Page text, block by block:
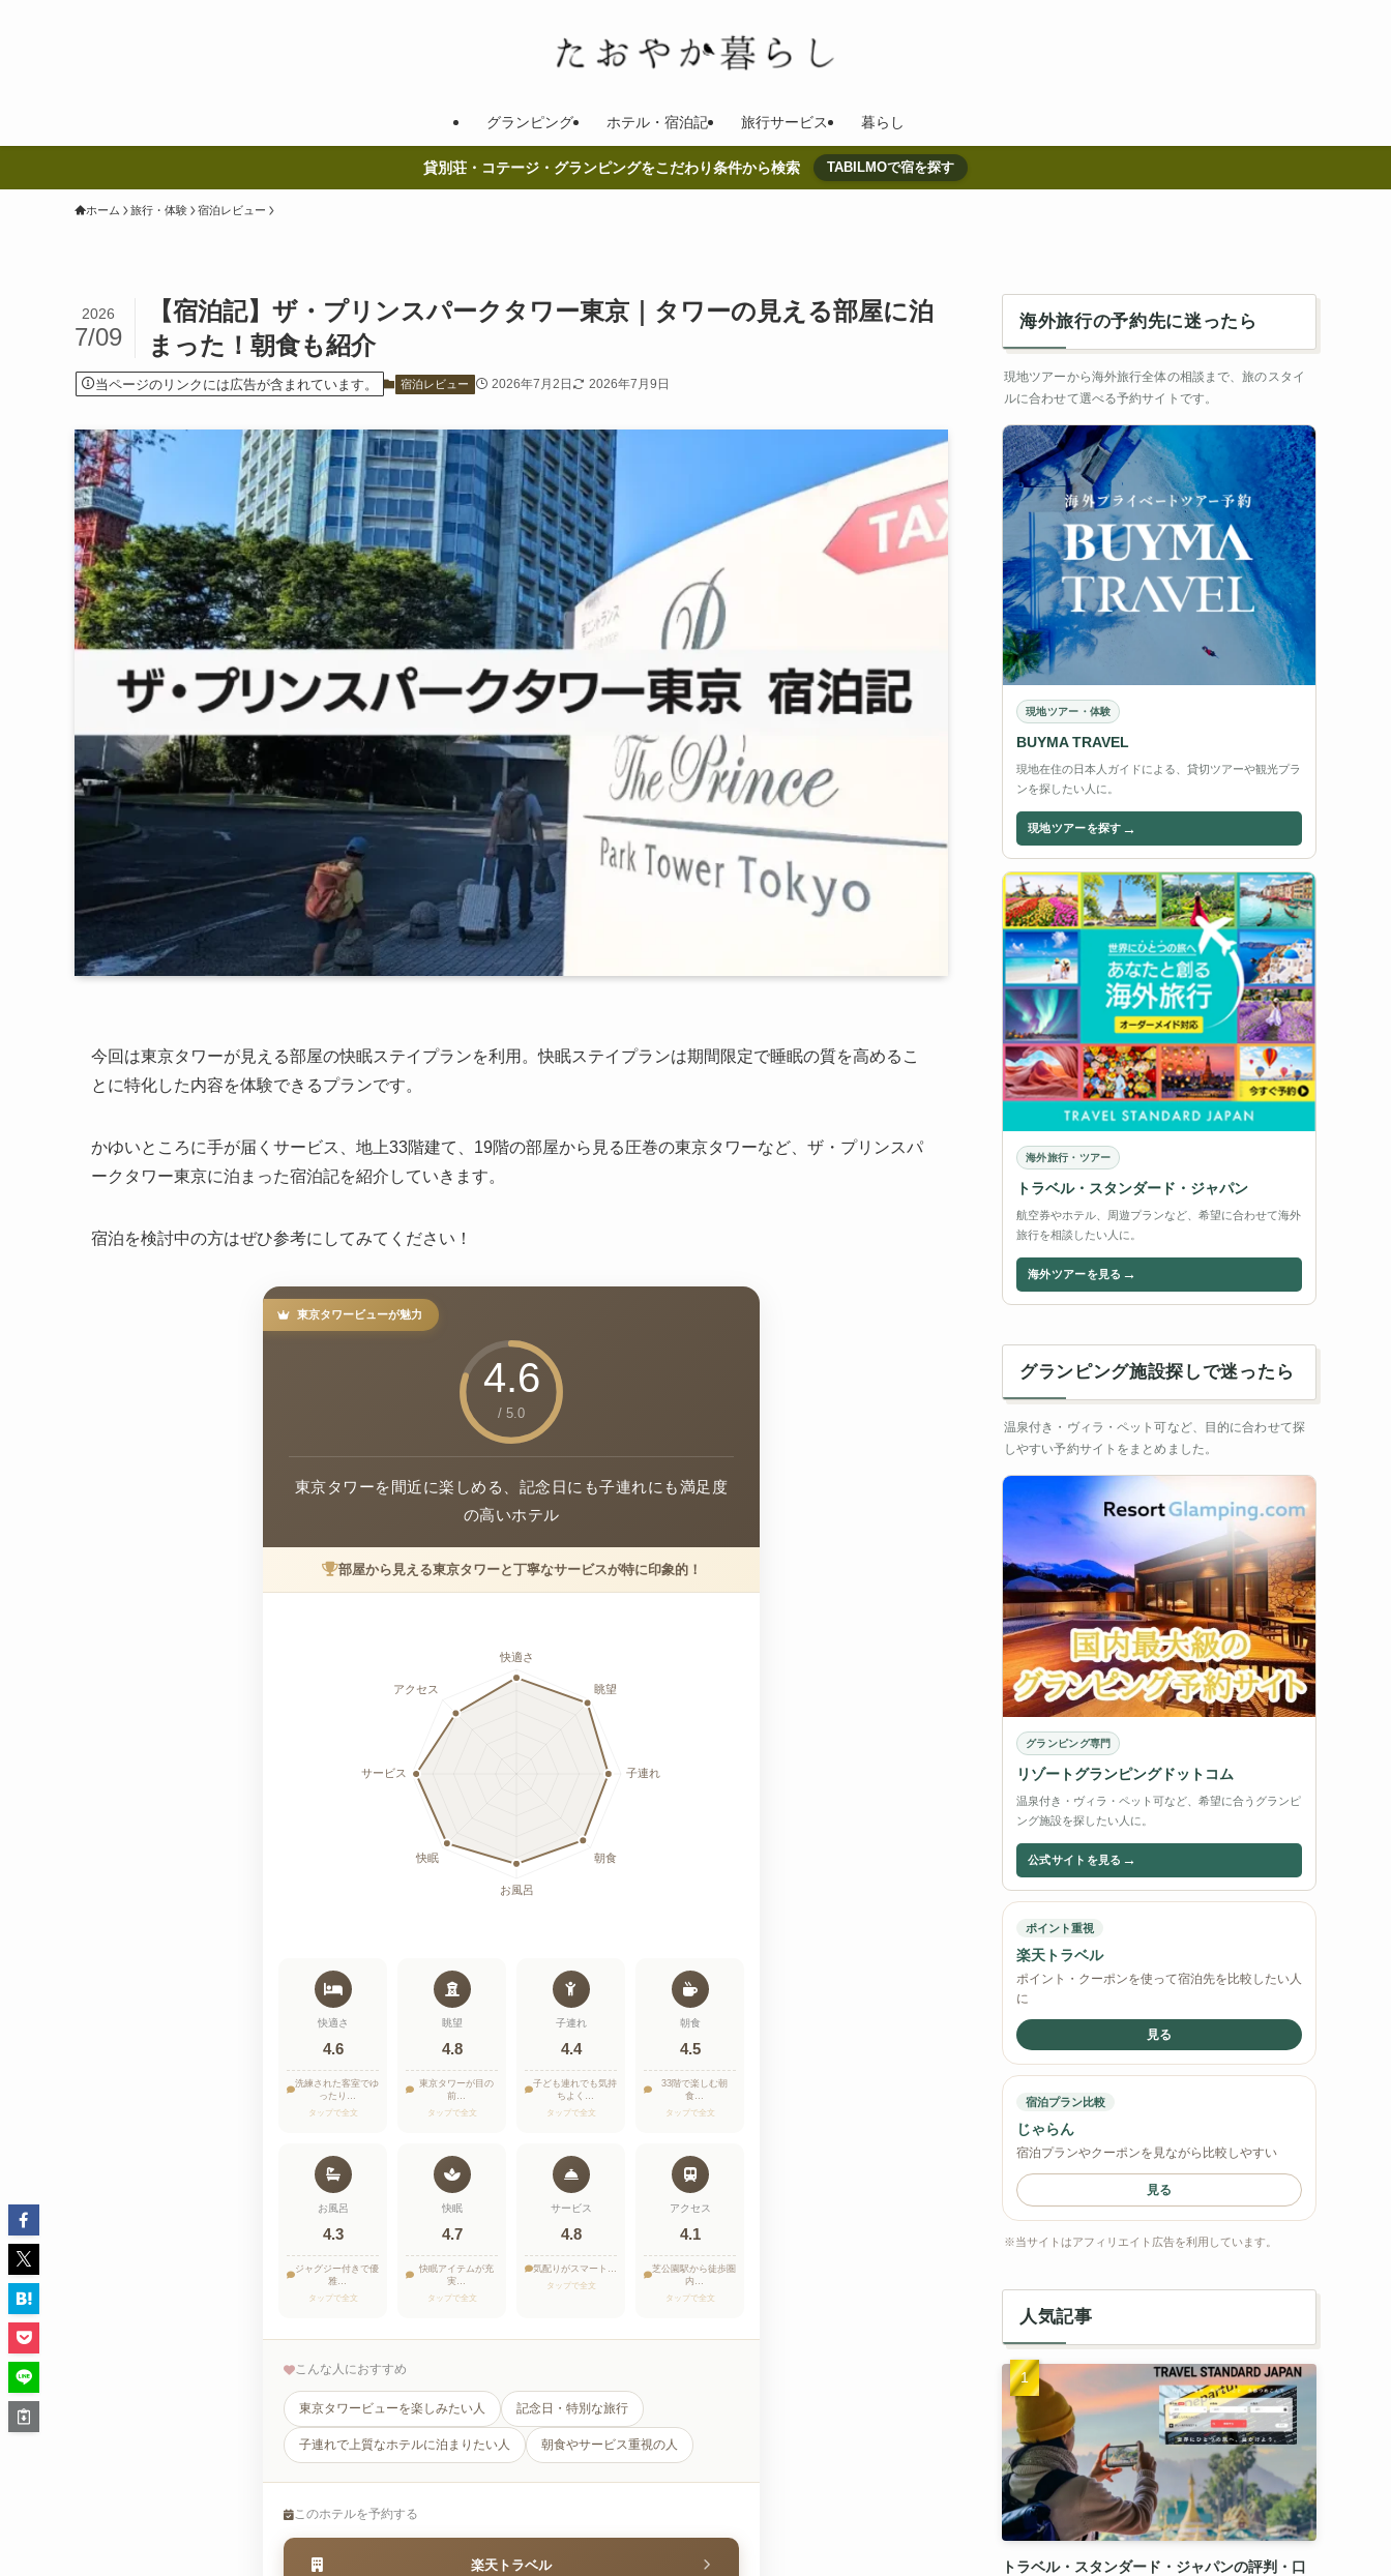
グランピング ホテル・宿泊記 旅行サービス 暮らし
貸別荘・コテージ・グランピングをこだわり条件から検索 TABILMOで宿を探す
ホーム 旅行・体験 宿泊レビュー
【宿泊記】ザ・プリンスパークタワー東京｜タワーの見える部屋に泊
まった！朝食も紹介
2026
7/09
当ページのリンクには広告が含まれています。 宿泊レビュー 2026年7月2日 2026年7月9日
今回は東京タワーが見える部屋の快眠ステイプランを利用。快眠ステイプランは期間限定で睡眠の質を高めるこ
とに特化した内容を体験できるプランです。
かゆいところに手が届くサービス、地上33階建て、19階の部屋から見る圧巻の東京タワーなど、ザ・プリンスパ
ークタワー東京に泊まった宿泊記を紹介していきます。
宿泊を検討中の方はぜひ参考にしてみてください！
東京タワービューが魅力
4.6
/ 5.0
東京タワーを間近に楽しめる、記念日にも子連れにも満足度
の高いホテル
部屋から見える東京タワーと丁寧なサービスが特に印象的！
快適さ
4.6
洗練された客室でゆ
ったり…
タップで全文
眺望
4.8
東京タワーが目の
前…
タップで全文
子連れ
4.4
子ども連れでも気持
ちよく…
タップで全文
朝食
4.5
33階で楽しむ朝
食…
タップで全文
お風呂
4.3
ジャグジー付きで優
雅…
タップで全文
快眠
4.7
快眠アイテムが充
実…
タップで全文
サービス
4.8
気配りがスマート…
タップで全文
アクセス
4.1
芝公園駅から徒歩圏
内…
タップで全文
こんな人におすすめ
東京タワービューを楽しみたい人 記念日・特別な旅行
子連れで上質なホテルに泊まりたい人 朝食やサービス重視の人
このホテルを予約する
楽天トラベル
海外旅行の予約先に迷ったら
現地ツアーから海外旅行全体の相談まで、旅のスタイ
ルに合わせて選べる予約サイトです。
現地ツアー・体験
BUYMA TRAVEL
現地在住の日本人ガイドによる、貸切ツアーや観光プラ
ンを探したい人に。
現地ツアーを探す →
海外旅行・ツアー
トラベル・スタンダード・ジャパン
航空券やホテル、周遊プランなど、希望に合わせて海外
旅行を相談したい人に。
海外ツアーを見る →
グランピング施設探しで迷ったら
温泉付き・ヴィラ・ペット可など、目的に合わせて探
しやすい予約サイトをまとめました。
グランピング専門
リゾートグランピングドットコム
温泉付き・ヴィラ・ペット可など、希望に合うグランピ
ング施設を探したい人に。
公式サイトを見る →
ポイント重視
楽天トラベル
ポイント・クーポンを使って宿泊先を比較したい人
に
見る
宿泊プラン比較
じゃらん
宿泊プランやクーポンを見ながら比較しやすい
見る
※当サイトはアフィリエイト広告を利用しています。
人気記事
トラベル・スタンダード・ジャパンの評判・口